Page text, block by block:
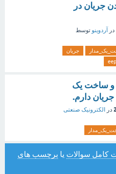
جریان در
در آردوینو توسط
جریان
ساخت یک
جریان دارم.
در
الکترونیک صنعتی
کامل سوالات یا برچسب های